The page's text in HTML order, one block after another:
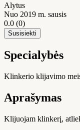
Alytus
Nuo 2019 m. sausis
0.0 (0)
Susisiekti
Specialybės
Klinkerio klijavimo
Aprašymas
Klijuojam klinkerį,